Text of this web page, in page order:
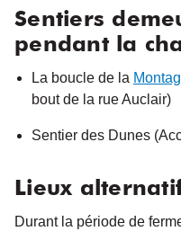
Sentiers
pendant la
La boucle de la
bout de la rue Auclair)
Sentier des Dunes
Lieux
Durant la période de